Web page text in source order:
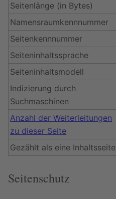
Seitenlänge (in Bytes)
Namensraumkennnummer
Seitenkennnummer
Seiteninhaltssprache
Seiteninhaltsmodell
Indizierung durch
Suchmaschinen
Anzahl der Weiterleitungen
zu dieser Seite
Gezählt als eine Inhaltsseite
Seitenschutz